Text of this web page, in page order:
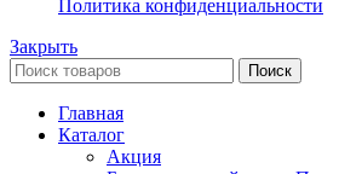
Политика конфиденциальности
Закрыть
Поиск
Главная
Каталог
Акция